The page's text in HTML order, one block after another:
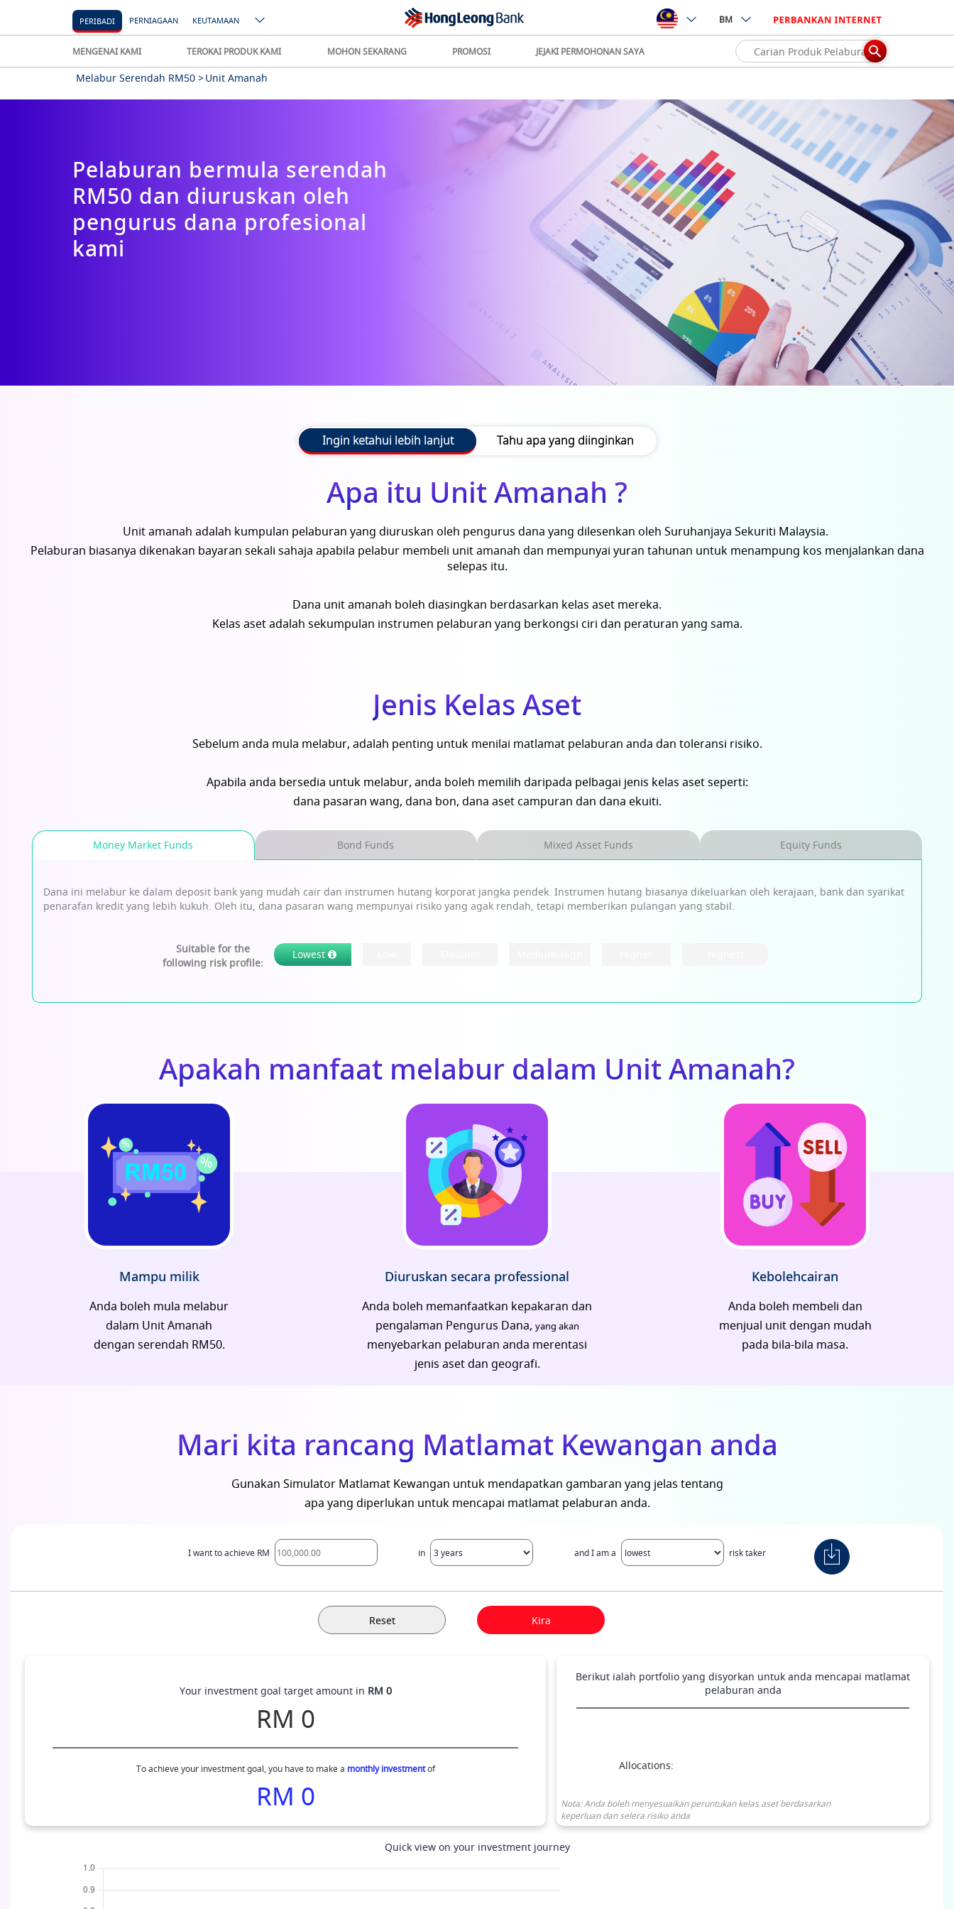
PERIBADI PERNIAGAAN KEUTAMAAN BM
MENGENAI KAMI TEROKAI PRODUK KAMI MOHON SEKARANG PROMOSI JEJAKI PERMOHONAN SAYA
Melabur Serendah RM50 >Unit Amanah
Pelaburan bermula serendah
RM50 dan diuruskan oleh
pengurus dana profesional
kami
Ingin ketahui lebih lanjut Tahu apa yang diinginkan
Apa itu Unit Amanah ?
Unit amanah adalah kumpulan pelaburan yang diuruskan oleh pengurus dana yang dilesenkan oleh Suruhanjaya Sekuriti Malaysia.
Pelaburan biasanya dikenakan bayaran sekali sahaja apabila pelabur membeli unit amanah dan mempunyai yuran tahunan untuk menampung kos menjalankan dana
selepas itu.
Dana unit amanah boleh diasingkan berdasarkan kelas aset mereka.
Kelas aset adalah sekumpulan instrumen pelaburan yang berkongsi ciri dan peraturan yang sama.
Jenis Kelas Aset
Sebelum anda mula melabur, adalah penting untuk menilai matlamat pelaburan anda dan toleransi risiko.
Apabila anda bersedia untuk melabur, anda boleh memilih daripada pelbagai jenis kelas aset seperti:
dana pasaran wang, dana bon, dana aset campuran dan dana ekuiti.
Money Market Funds Bond Funds Mixed Asset Funds Equity Funds
Dana ini melabur ke dalam deposit bank yang mudah cair dan instrumen hutang korporat jangka pendek. Instrumen hutang biasanya dikeluarkan oleh kerajaan, bank dan syarikat
penarafan kredit yang lebih kukuh. Oleh itu, dana pasaran wang mempunyai risiko yang agak rendah, tetapi memberikan pulangan yang stabil.
Suitable for the
following risk profile:
Lowest
Apakah manfaat melabur dalam Unit Amanah?
Mampu milik
Anda boleh mula melabur
dalam Unit Amanah
dengan serendah RM50.
Diuruskan secara professional
Anda boleh memanfaatkan kepakaran dan
pengalaman Pengurus Dana, yang akan
menyebarkan pelaburan anda merentasi
jenis aset dan geografi.
Kebolehcairan
Anda boleh membeli dan
menjual unit dengan mudah
pada bila-bila masa.
Mari kita rancang Matlamat Kewangan anda
Gunakan Simulator Matlamat Kewangan untuk mendapatkan gambaran yang jelas tentang
apa yang diperlukan untuk mencapai matlamat pelaburan anda.
I want to achieve RM in and I am a risk taker
Reset Kira
Your investment goal target amount in RM 0
RM 0
To achieve your investment goal, you have to make a monthly investmentof
RM 0
Berikut ialah portfolio yang disyorkan untuk anda mencapai matlamat
pelaburan anda
Allocations:
Nota: Anda boleh menyesuaikan peruntukan kelas aset berdasarkan
keperluan dan selera risiko anda
Quick view on your investment journey